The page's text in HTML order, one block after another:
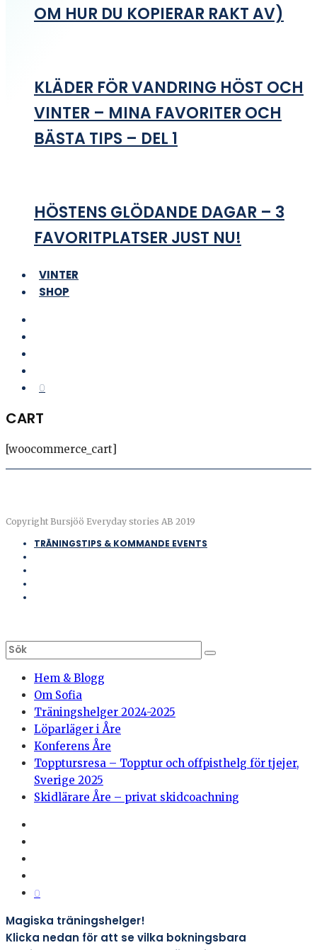
OM HUR DU KOPIERAR RAKT AV)
KLÄDER FÖR VANDRING HÖST OCH
VINTER – MINA FAVORITER OCH
BÄSTA TIPS – DEL 1
HÖSTENS GLÖDANDE DAGAR – 3
FAVORITPLATSER JUST NU!
VINTER
SHOP
0
CART
[woocommerce_cart]
Copyright Bursjöö Everyday stories AB 2019
TRÄNINGSTIPS & KOMMANDE EVENTS
Hem & Blogg
Om Sofia
Träningshelger 2024-2025
Löparläger i Åre
Konferens Åre
Topptursresa – Topptur och offpisthelg för tjejer,
Sverige 2025
Skidlärare Åre – privat skidcoachning
0
Magiska träningshelger!
Klicka nedan för att se vilka bokningsbara